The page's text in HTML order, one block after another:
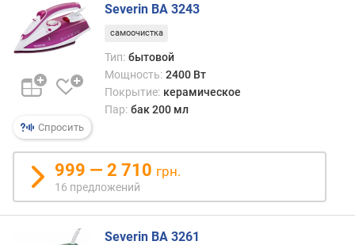
п
о
п
п
я
р
н
о
с
т
Спросить
Severin BA 3243
самоочистка
Тип: бытовой
Мощность: 2400 Вт
Покрытие: керамическое
Пар: бак 200 мл
999 — 2 710 грн.
16 предложений
Severin BA 3261